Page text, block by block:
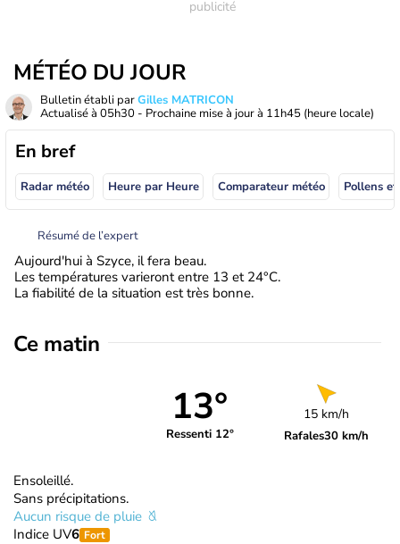
MÉTÉO DU JOUR
Bulletin établi parGilles MATRICON
Actualisé à 05h30 - Prochaine mise à jour à 11h45 (heure locale)
En bref
Radar météo Heure par Heure Comparateur météo Pollens
Résumé de l’expert
Aujourd'hui à Szyce, il fera beau.
Les températures varieront entre 13 et 24°C.
La fiabilité de la situation est très bonne.
Ce matin
13°
Ressenti 12°
15 km/h
Rafales30 km/h
Ensoleillé.
Sans précipitations.
Aucun risque de pluie
Indice UV6 Fort